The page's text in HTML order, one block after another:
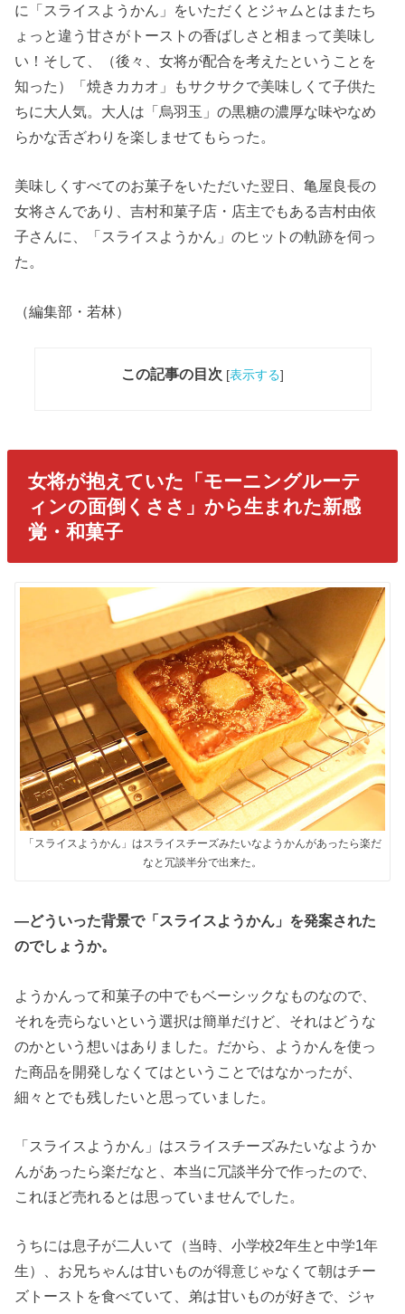
に「スライスようかん」をいただくとジャムとはまたち
ょっと違う甘さがトーストの香ばしさと相まって美味し
い！そして、（後々、女将が配合を考えたということを
知った）「焼きカカオ」もサクサクで美味しくて子供た
ちに大人気。大人は「烏羽玉」の黒糖の濃厚な味やなめ
らかな舌ざわりを楽しませてもらった。
美味しくすべてのお菓子をいただいた翌日、亀屋良長の
女将さんであり、吉村和菓子店・店主でもある吉村由依
子さんに、「スライスようかん」のヒットの軌跡を伺っ
た。
（編集部・若林）
この記事の目次 [表示する]
女将が抱えていた「モーニングルーテ
ィンの面倒くささ」から生まれた新感
覚・和菓子
「スライスようかん」はスライスチーズみたいなようかんがあったら楽だ
なと冗談半分で出来た。
―どういった背景で「スライスようかん」を発案された
のでしょうか。
ようかんって和菓子の中でもベーシックなものなので、
それを売らないという選択は簡単だけど、それはどうな
のかという想いはありました。だから、ようかんを使っ
た商品を開発しなくてはということではなかったが、
細々とでも残したいと思っていました。
「スライスようかん」はスライスチーズみたいなようか
んがあったら楽だなと、本当に冗談半分で作ったので、
これほど売れるとは思っていませんでした。
うちには息子が二人いて（当時、小学校2年生と中学1年
生）、お兄ちゃんは甘いものが得意じゃなくて朝はチー
ズトーストを食べていて、弟は甘いものが好きで、ジャ